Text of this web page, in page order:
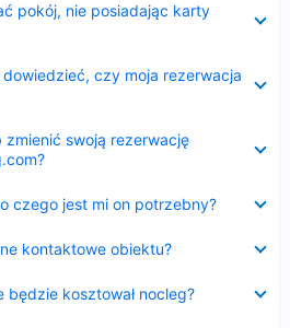
pokój, nie posiadając karty
czy moja rezerwacja
swoją rezerwację
czego jest mi on potrzebny?
kontaktowe obiektu?
kosztował nocleg?